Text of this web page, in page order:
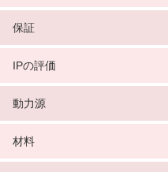
折り返
保証
IPの評価
動力源
材料